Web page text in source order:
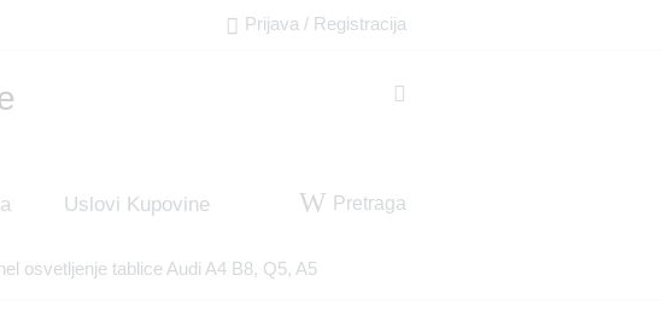
Prijava / Registracija
Uslovi Kupovine Pretraga
osvetljenje tablice Audi A4 B8, Q5, A5